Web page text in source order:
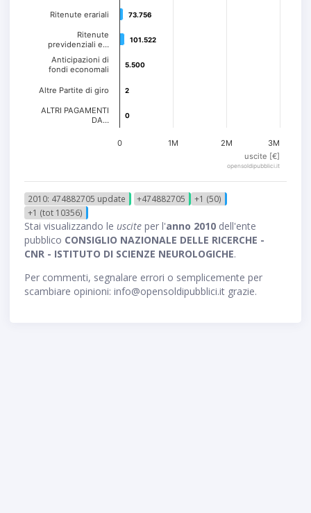
uscite [€]
73.756
73.756
101.522
101.522
5.500
5.500
2
2
0
0
0 1M 2M 3M
Ritenute erariali
Ritenute
previdenziali e…
Anticipazioni di
fondi economali
Altre Partite di giro
ALTRI PAGAMENTI
DA…
opensoldipubblici.it
2010: 474882705 update +474882705
+1 (50)
+1 (tot 10356)
Stai visualizzando le uscite per l'anno 2010 dell'ente
pubblico CONSIGLIO NAZIONALE DELLE RICERCHE -
CNR - ISTITUTO DI SCIENZE NEUROLOGICHE.
Per commenti, segnalare errori o semplicemente per
scambiare opinioni: info@opensoldipubblici.it grazie.